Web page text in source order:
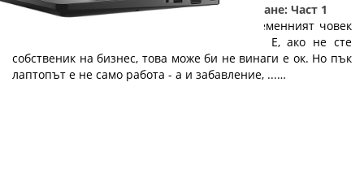
5 причини да изберете лаптоп на изплащане: Част 1
Лаптопът е необходимост, без която съвременният човек
не може. Той е офисът навсякъде с вас. Е, ако не сте
собственик на бизнес, това може би не винаги е ок. Но пък
лаптопът е не само работа - а и забавление, ...…